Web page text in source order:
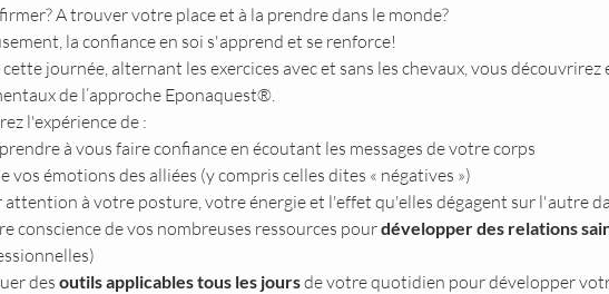
A trouver votre place et à la prendre dans le monde?
la confiance en soi s'apprend et se renforce!
cette journée, alternant les exercices avec et sans les chevaux, vous
de l’approche Eponaquest®.
l'expérience de :
à vous faire confiance en écoutant les messages de votre corps
vos émotions des alliées (y compris celles dites « négatives »)
à votre posture, votre énergie et l'effet qu'elles dégagent sur l'autre
conscience de vos nombreuses ressources pour développer des relations
des outils applicables tous les jours de votre quotidien pour développer